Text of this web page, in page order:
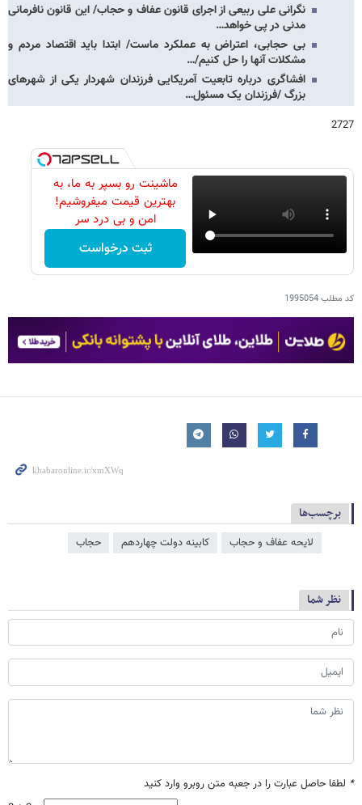
نگرانی علی ربیعی از اجرای قانون عفاف و حجاب/ این قانون نافرمانی
مدنی در پی خواهد…
بی حجابی، اعتراض به عملکرد ماست/ ابتدا باید اقتصاد مردم و
مشکلات آنها را حل کنیم/…
افشاگری درباره تابعیت آمریکایی فرزندان شهردار یکی از شهرهای
بزرگ /فرزندان یک مسئول…
2727
ماشینت رو بسپر به ما، به
بهترین قیمت میفروشیم!
امن و بی درد سر
ثبت درخواست
کد مطلب1995054
برچسب‌ها
لایحه عفاف و حجاب کابینه دولت چهاردهم حجاب
نظر شما
* لطفا حاصل عبارت را در جعبه متن روبرو وارد کنید